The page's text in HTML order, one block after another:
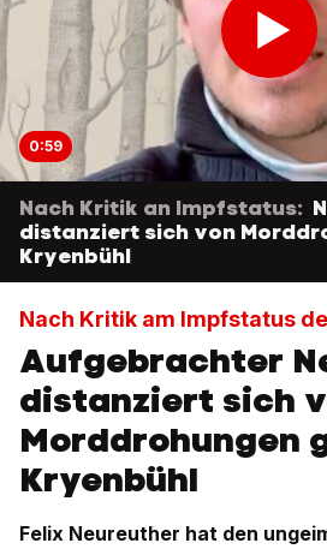
0:59
Nach Kritik an Impfstatus:
distanziert sich von
Kryenbühl
Nach Kritik am Impfstatus
Aufgebrachter
distanziert sich
Morddrohungen
Kryenbühl
Felix Neureuther hat den